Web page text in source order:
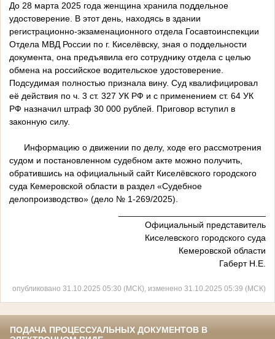
До 28 марта 2025 года женщина хранила поддельное
удостоверение. В этот день, находясь в здании
регистрационно-экзаменационного отдела Госавтоинспекции
Отдела МВД России по г. Киселёвску, зная о поддельности
документа, она предъявила его сотруднику отдела с целью
обмена на российское водительское удостоверение.
Подсудимая полностью признала вину. Суд квалифицировал
её действия по ч. 3 ст. 327 УК РФ и с применением ст. 64 УК
РФ назначил штраф 30 000 рублей. Приговор вступил в
законную силу.
Информацию о движении по делу, ходе его рассмотрения
судом и постановленном судебном акте можно получить,
обратившись на официальный сайт Киселёвского городского
суда Кемеровской области в раздел «Судебное
делопроизводство» (дело № 1-269/2025).
Официальный представитель
Киселевского городского суда
Кемеровской области
Габерт Н.Е.
опубликовано 31.10.2025 05:30 (МСК), изменено 31.10.2025 05:39 (МСК)
ПОДАЧА ПРОЦЕССУАЛЬНЫХ ДОКУМЕНТОВ В